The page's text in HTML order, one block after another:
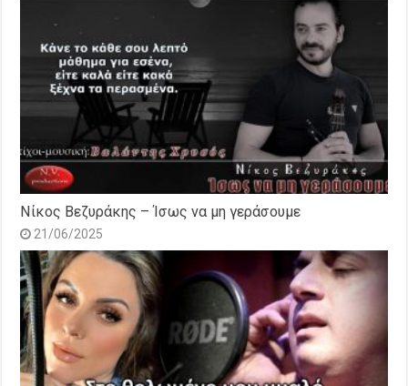
Νίκος Βεζυράκης – Ίσως να μη γεράσουμε
21/06/2025